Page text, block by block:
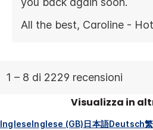
Visualizza in
IngleseInglese (GB)日本語Deutsch